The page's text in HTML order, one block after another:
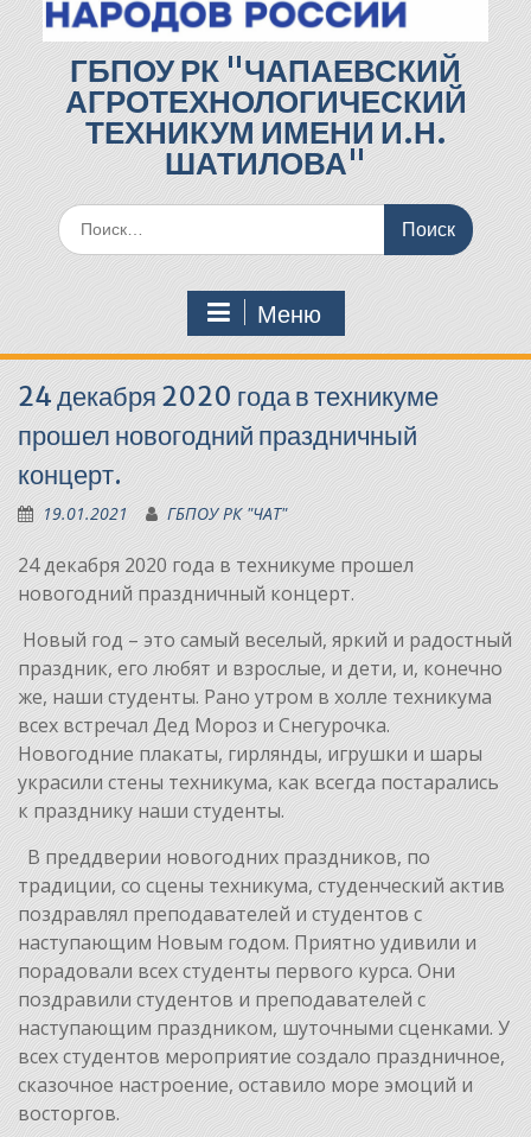
ГБПОУ РК "ЧАПАЕВСКИЙ
АГРОТЕХНОЛОГИЧЕСКИЙ
ТЕХНИКУМ ИМЕНИ И.Н.
ШАТИЛОВА"
Поиск
по:
Меню
24 декабря 2020 года в техникуме
прошел новогодний праздничный
концерт.
19.01.2021 ГБПОУ РК "ЧАТ"
24 декабря 2020 года в техникуме прошел
новогодний праздничный концерт.
Новый год – это самый веселый, яркий и радостный
праздник, его любят и взрослые, и дети, и, конечно
же, наши студенты. Рано утром в холле техникума
всех встречал Дед Мороз и Снегурочка.
Новогодние плакаты, гирлянды, игрушки и шары
украсили стены техникума, как всегда постарались
к празднику наши студенты.
В преддверии новогодних праздников, по
традиции, со сцены техникума, студенческий актив
поздравлял преподавателей и студентов с
наступающим Новым годом. Приятно удивили и
порадовали всех студенты первого курса. Они
поздравили студентов и преподавателей с
наступающим праздником, шуточными сценками. У
всех студентов мероприятие создало праздничное,
сказочное настроение, оставило море эмоций и
восторгов.